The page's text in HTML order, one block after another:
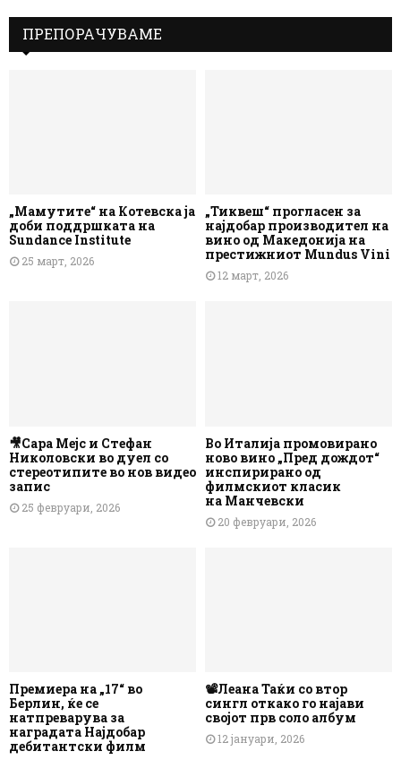
ПРЕПОРАЧУВАМЕ
„Мамутите“ на Котевска ја
доби поддршката на
Sundance Institute
25 март, 2026
„Тиквеш“ прогласен за
најдобар производител на
вино од Македонија на
престижниот Mundus Vini
12 март, 2026
🎥Сара Мејс и Стефан
Николовски во дуел со
стереотипите во нов видео
запис
25 февруари, 2026
Во Италија промовирано
ново вино „Пред дождот“
инспирирано од
филмскиот класик
на Манчевски
20 февруари, 2026
Премиера на „17“ во
Берлин, ќе се
натпреварува за
наградата Најдобар
дебитантски филм
📽️Леана Таќи со втор
сингл откако го најави
својот прв соло албум
12 јануари, 2026